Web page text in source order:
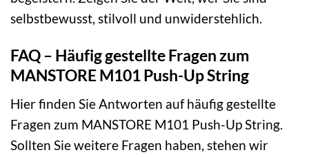
selbstbewusst, stilvoll und unwiderstehlich.
FAQ – Häufig gestellte Fragen zum
MANSTORE M101 Push-Up String
Hier finden Sie Antworten auf häufig gestellte
Fragen zum MANSTORE M101 Push-Up String.
Sollten Sie weitere Fragen haben, stehen wir